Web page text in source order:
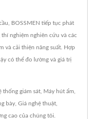
BOSSMEN tiếp tục phát
nghiệm nghiên cứu và các
và cải thiện năng suất. Hợp
có thể đo lường và giá trị
thống giám sát Máy hút ẩm
bày Giá nghệ thuật
cao của chúng tôi.